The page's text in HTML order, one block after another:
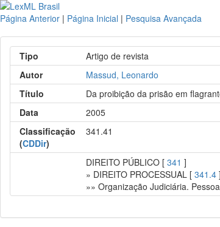
Página Anterior | Página Inicial | Pesquisa Avançada
Tipo
Artigo de revista
Autor
Massud, Leonardo
Título
Da proibição da prisão em
Data
2005
Classificação
(CDDir)
341.41
DIREITO PÚBLICO [341 ]
» DIREITO PROCESSUAL [341.4 ]
»» Organização Judiciária.